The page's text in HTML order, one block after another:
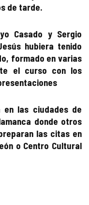
de tarde.
Casado y Sergio
hubiera tenido
formado en varias
el curso con los
en las ciudades de
donde otros
las citas en
o Centro Cultural